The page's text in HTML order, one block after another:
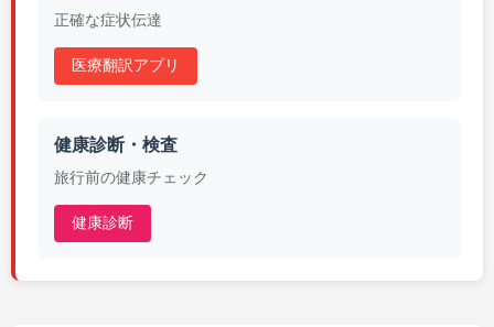
正確な症状伝達
医療翻訳アプリ
健康診断・検査
旅行前の健康チェック
健康診断